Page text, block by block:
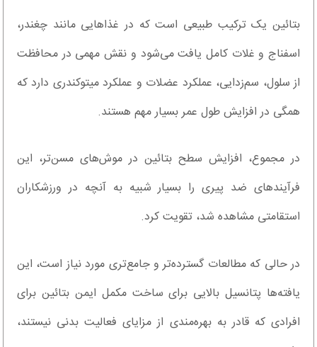
بتائین یک ترکیب طبیعی است که در غذاهایی مانند چغندر،
اسفناج و غلات کامل یافت می‌شود و نقش مهمی در محافظت
از سلول، سم‌زدایی، عملکرد عضلات و عملکرد میتوکندری دارد که
همگی در افزایش طول عمر بسیار مهم هستند.
در مجموع، افزایش سطح بتائین در موش‌های مسن‌تر، این
فرآیندهای ضد پیری را بسیار شبیه به آنچه در ورزشکاران
استقامتی مشاهده شد، تقویت کرد.
در حالی که مطالعات گسترده‌تر و جامع‌تری مورد نیاز است، این
یافته‌ها پتانسیل بالایی برای ساخت مکمل ایمن بتائین برای
افرادی که قادر به بهره‌مندی از مزایای فعالیت بدنی نیستند،